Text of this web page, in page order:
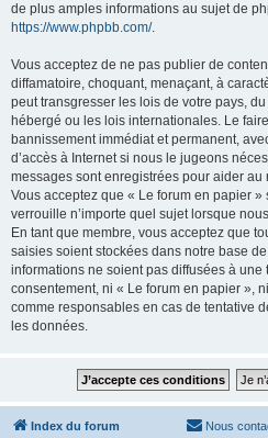
de plus amples informations au sujet de
https://www.phpbb.com/.
Vous acceptez de ne pas publier de
diffamatoire, choquant, menaçant, à
peut transgresser les lois de votre pays,
hébergé ou les lois internationales. Le
bannissement immédiat et permanent,
d’accès à Internet si nous le jugeons
messages sont enregistrées pour aider
Vous acceptez que « Le forum en papier
verrouille n’importe quel sujet lorsque
En tant que membre, vous acceptez que
saisies soient stockées dans notre base
informations ne soient pas diffusées à une
consentement, ni « Le forum en papier »,
comme responsables en cas de tentative
les données.
Index du forum Nous